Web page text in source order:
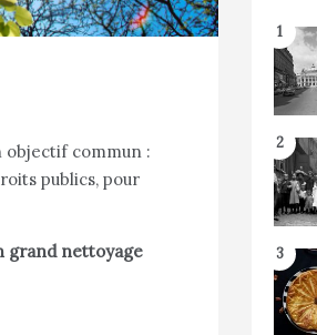
objectif commun :
publics, pour
grand nettoyage
1
2
3